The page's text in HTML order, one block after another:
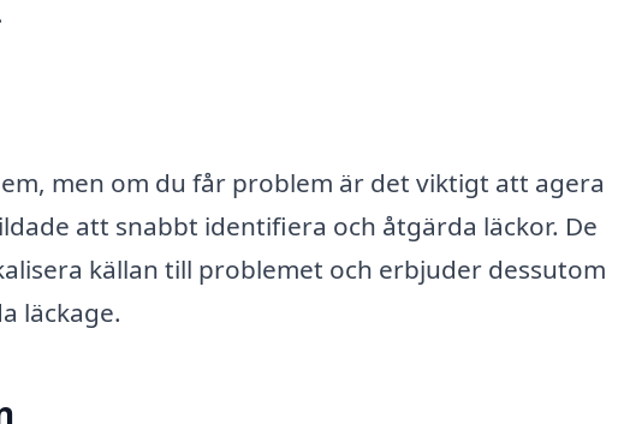
men om du får problem är det viktigt att agera
att snabbt identifiera och åtgärda läckor. De
källan till problemet och erbjuder dessutom
läckage.